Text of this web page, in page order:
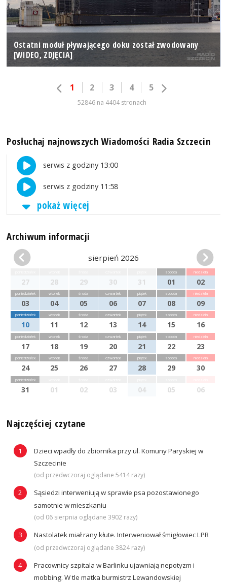
Ostatni moduł pływającego doku został zwodowany
[WIDEO, ZDJĘCIA]
1 2 3 4 5
52846 na 4404 stronach
Posłuchaj najnowszych Wiadomości Radia Szczecin
serwis z godziny 13:00
serwis z godziny 11:58
pokaż więcej
Archiwum informacji
sierpień 2026
27 28 29 30 31
sobota
01
niedziela
02
poniedziałek
03
wtorek
04
środa
05
czwartek
06
piątek
07
sobota
08
niedziela
09
poniedziałek
10
wtorek
11
środa
12
czwartek
13
piątek
14
sobota
15
niedziela
16
poniedziałek
17
wtorek
18
środa
19
czwartek
20
piątek
21
sobota
22
niedziela
23
poniedziałek
24
wtorek
25
środa
26
czwartek
27
piątek
28
sobota
29
niedziela
30
poniedziałek
31 01 02 03 04 05 06
Najczęściej czytane
Dzieci wpadły do zbiornika przy ul. Komuny Paryskiej w
Szczecinie
(od przedwczoraj oglądane 5414 razy)
Sąsiedzi interweniują w sprawie psa pozostawionego
samotnie w mieszkaniu
(od 06 sierpnia oglądane 3902 razy)
Nastolatek miał rany kłute. Interweniował śmigłowiec LPR
(od przedwczoraj oglądane 3824 razy)
Pracownicy szpitala w Barlinku ujawniają nepotyzm i
mobbing. W tle matka burmistrz Lewandowskiej